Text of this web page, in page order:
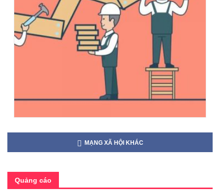
MẠNG XÃ HỘI KHÁC
Quảng cáo